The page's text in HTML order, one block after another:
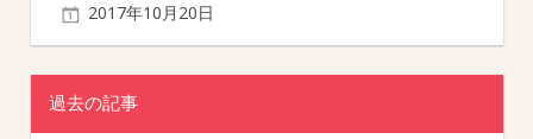
2017年10月20日
過去の記事